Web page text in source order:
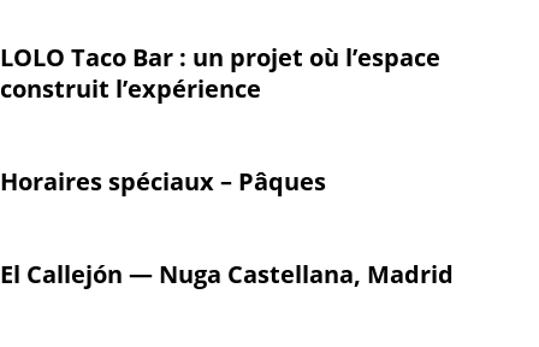
LOLO Taco Bar : un projet où l’espace
construit l’expérience
Horaires spéciaux – Pâques
El Callejón — Nuga Castellana, Madrid